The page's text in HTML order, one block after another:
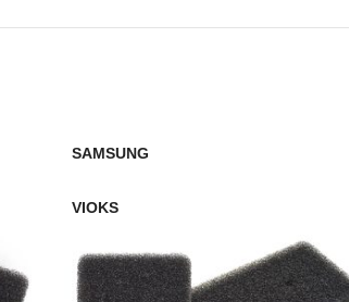
T 8861 WP
SAMSUNG
VIOKS